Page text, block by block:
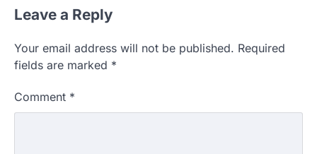
Leave a Reply
Your email address will not be published. Required
fields are marked *
Comment *